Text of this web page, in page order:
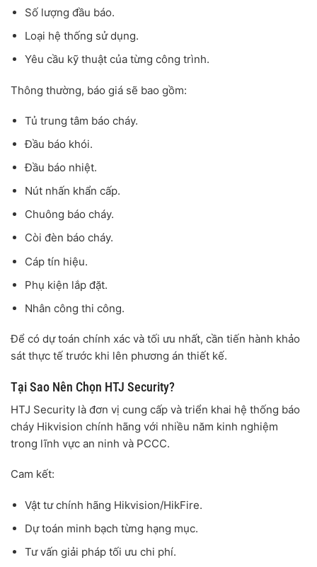
Số lượng đầu báo.
Loại hệ thống sử dụng.
Yêu cầu kỹ thuật của từng công trình.
Thông thường, báo giá sẽ bao gồm:
Tủ trung tâm báo cháy.
Đầu báo khói.
Đầu báo nhiệt.
Nút nhấn khẩn cấp.
Chuông báo cháy.
Còi đèn báo cháy.
Cáp tín hiệu.
Phụ kiện lắp đặt.
Nhân công thi công.
Để có dự toán chính xác và tối ưu nhất, cần tiến hành khảo
sát thực tế trước khi lên phương án thiết kế.
Tại Sao Nên Chọn HTJ Security?
HTJ Security là đơn vị cung cấp và triển khai hệ thống báo
cháy Hikvision chính hãng với nhiều năm kinh nghiệm
trong lĩnh vực an ninh và PCCC.
Cam kết:
Vật tư chính hãng Hikvision/HikFire.
Dự toán minh bạch từng hạng mục.
Tư vấn giải pháp tối ưu chi phí.